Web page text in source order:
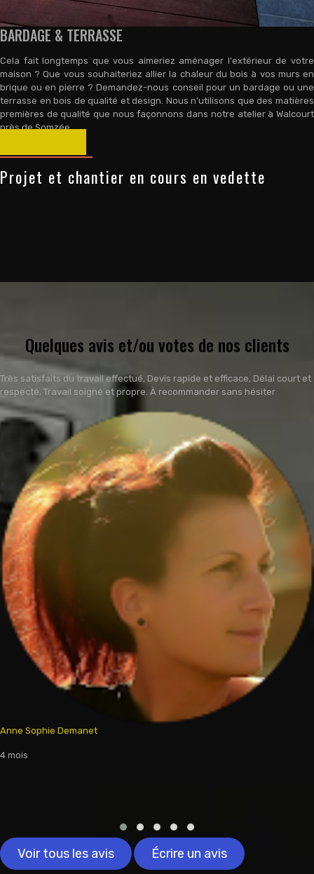
BARDAGE & TERRASSE
Cela fait longtemps que vous aimeriez aménager l'extérieur de votre
maison ? Que vous souhaiteriez allier la chaleur du bois à vos murs en
brique ou en pierre ? Demandez-nous conseil pour un bardage ou une
terrasse en bois de qualité et design. Nous n'utilisons que des matières
premières de qualité que nous façonnons dans notre atelier à Walcourt
près de Somzée.
Projet et chantier en cours en vedette
Quelques avis et/ou votes de nos clients
Très satisfaits du travail effectué, Devis rapide et efficace, Délai court et
respecté, Travail soigné et propre. À recommander sans hésiter
Anne Sophie Demanet
4 mois
Voir tous les avis Écrire un avis